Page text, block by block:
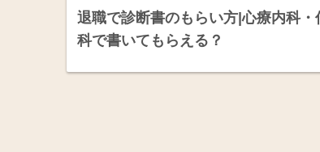
退職で診断書のもらい方|心療内科・
科で書いてもらえる？